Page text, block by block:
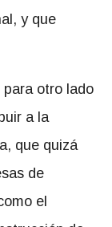
y que
para otro lado
a la
que quizá
de
el